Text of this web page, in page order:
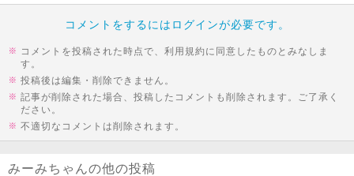
コメントをするにはログインが必要です。
コメントを投稿された時点で、利用規約に同意したものとみなしま
す。
投稿後は編集・削除できません。
記事が削除された場合、投稿したコメントも削除されます。ご了承く
ださい。
不適切なコメントは削除されます。
みーみちゃんの他の投稿